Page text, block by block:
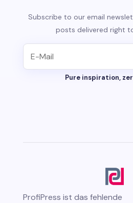
Subscribe to our email
posts delivered right
Pure inspiration,
ProfiPress ist das fehlende